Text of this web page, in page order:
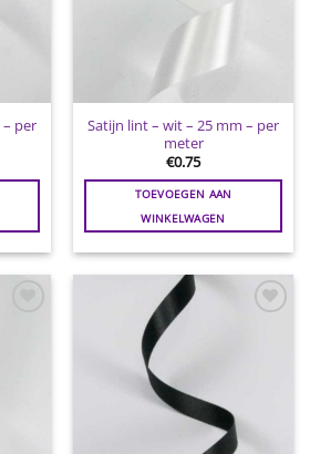
per
Satijn lint – wit – 25 mm – per
meter
€0.75
TOEVOEGEN AAN
WINKELWAGEN